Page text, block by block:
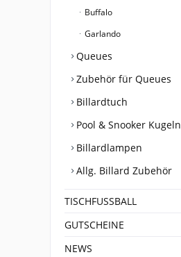
Buffalo
Garlando
Queues
Zubehör für Queues
Billardtuch
Pool & Snooker Kugeln
Billardlampen
Allg. Billard Zubehör
TISCHFUSSBALL
GUTSCHEINE
NEWS